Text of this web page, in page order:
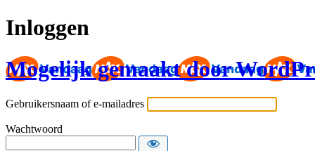
Inloggen
Mogelijk gemaakt door
Gebruikersnaam of e-mailadres
Wachtwoord